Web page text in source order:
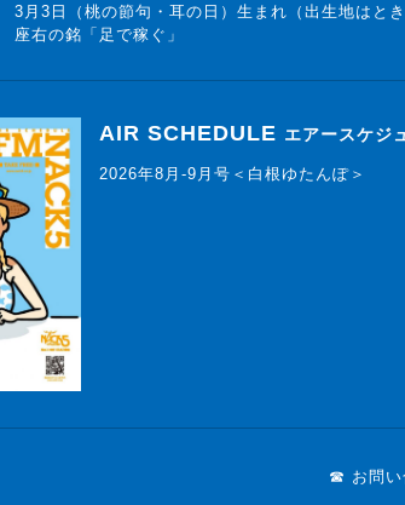
3月3日（桃の節句・耳の日）生まれ（出生地はとき
座右の銘「足で稼ぐ」
AIR SCHEDULE エアースケジ
2026年8月-9月号＜白根ゆたんぽ＞
☎ お問い